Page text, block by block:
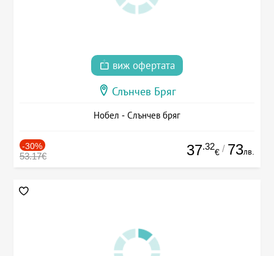
виж офертата
Слънчев Бряг
Нобел - Слънчев бряг
-30%
53.17€ 37.32
€ / 73лв.